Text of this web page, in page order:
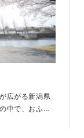
広がる新潟県
中で、おふた
なる景色が楽